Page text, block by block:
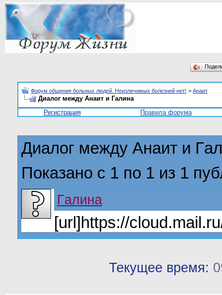
Форум общения больных людей. Неизлечимых болезней нет! > Анаит
Диалог между Анаит и Гaлина
Регистрация
Правила форума
Диалог между Анаит и
Показано с 1 по 1 из 1
Гaлина
[url]https://
Текущее время: